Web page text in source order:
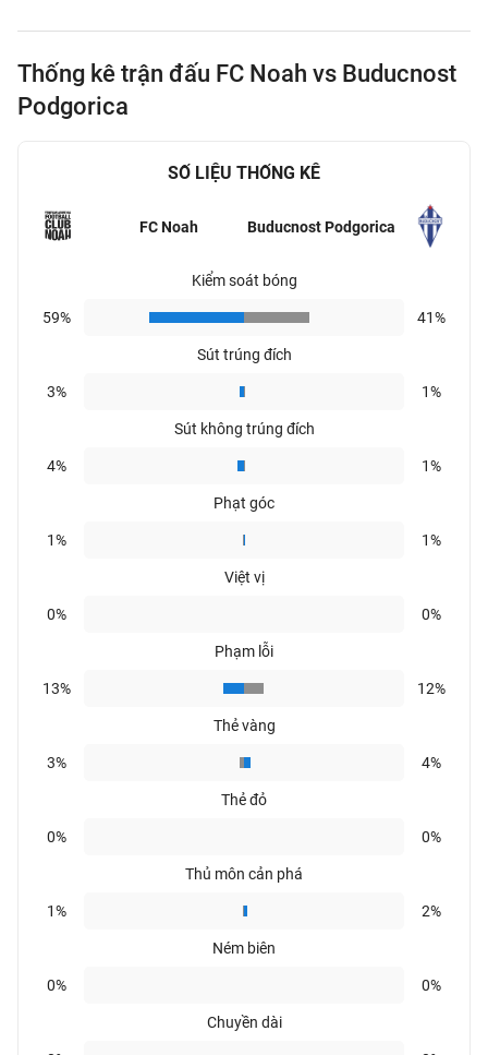
Thống kê trận đấu FC Noah vs Buducnost
Podgorica
SỐ LIỆU THỐNG KÊ
FC Noah Buducnost Podgorica
Kiểm soát bóng
59% 41%
Sút trúng đích
3% 1%
Sút không trúng đích
4% 1%
Phạt góc
1% 1%
Việt vị
0% 0%
Phạm lỗi
13% 12%
Thẻ vàng
3% 4%
Thẻ đỏ
0% 0%
Thủ môn cản phá
1% 2%
Ném biên
0% 0%
Chuyền dài